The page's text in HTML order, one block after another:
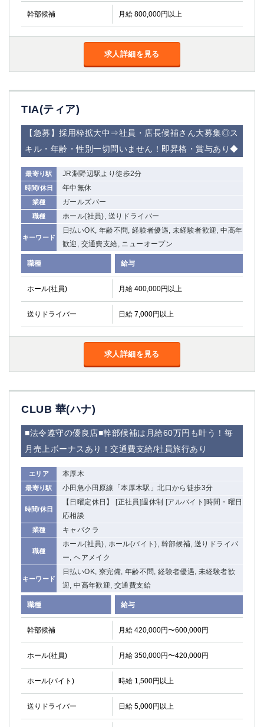
幹部候補 月給 800,000円以上
求人詳細を見る
TIA(ティア)
【急募】採用枠拡大中⇒社員・店長候補さん大募集◎ス
キル・年齢・性別一切問いません！即昇格・賞与あり◆
最寄り駅 JR淵野辺駅より徒歩2分
時間/休日 年中無休
業種 ガールズバー
職種 ホール(社員), 送りドライバー
キーワード
日払いOK, 年齢不問, 経験者優遇, 未経験者歓迎, 中高年
歓迎, 交通費支給, ニューオープン
職種 給与
ホール(社員) 月給 400,000円以上
送りドライバー 日給 7,000円以上
求人詳細を見る
CLUB 華(ハナ)
■法令遵守の優良店■幹部候補は月給60万円も叶う！毎
月売上ボーナスあり！交通費支給/社員旅行あり
エリア 本厚木
最寄り駅 小田急小田原線「本厚木駅」北口から徒歩3分
時間/休日
【日曜定休日】 [正社員]週休制 [アルバイト]時間・曜日
応相談
業種 キャバクラ
職種
ホール(社員), ホール(バイト), 幹部候補, 送りドライバ
ー, ヘアメイク
キーワード
日払いOK, 寮完備, 年齢不問, 経験者優遇, 未経験者歓
迎, 中高年歓迎, 交通費支給
職種 給与
幹部候補 月給 420,000円〜600,000円
ホール(社員) 月給 350,000円〜420,000円
ホール(バイト) 時給 1,500円以上
送りドライバー 日給 5,000円以上